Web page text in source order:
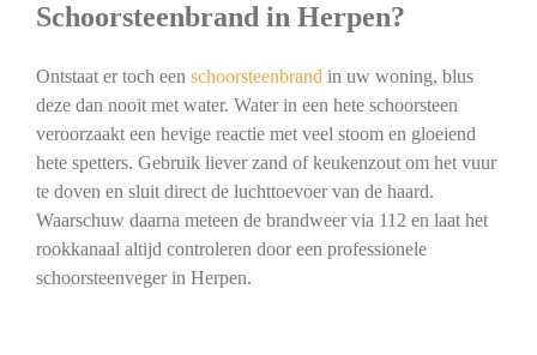
Schoorsteenbrand in Herpen?
Ontstaat er toch een schoorsteenbrand in uw woning, blus
deze dan nooit met water. Water in een hete schoorsteen
veroorzaakt een hevige reactie met veel stoom en gloeiend
hete spetters. Gebruik liever zand of keukenzout om het vuur
te doven en sluit direct de luchttoevoer van de haard.
Waarschuw daarna meteen de brandweer via 112 en laat het
rookkanaal altijd controleren door een professionele
schoorsteenveger in Herpen.